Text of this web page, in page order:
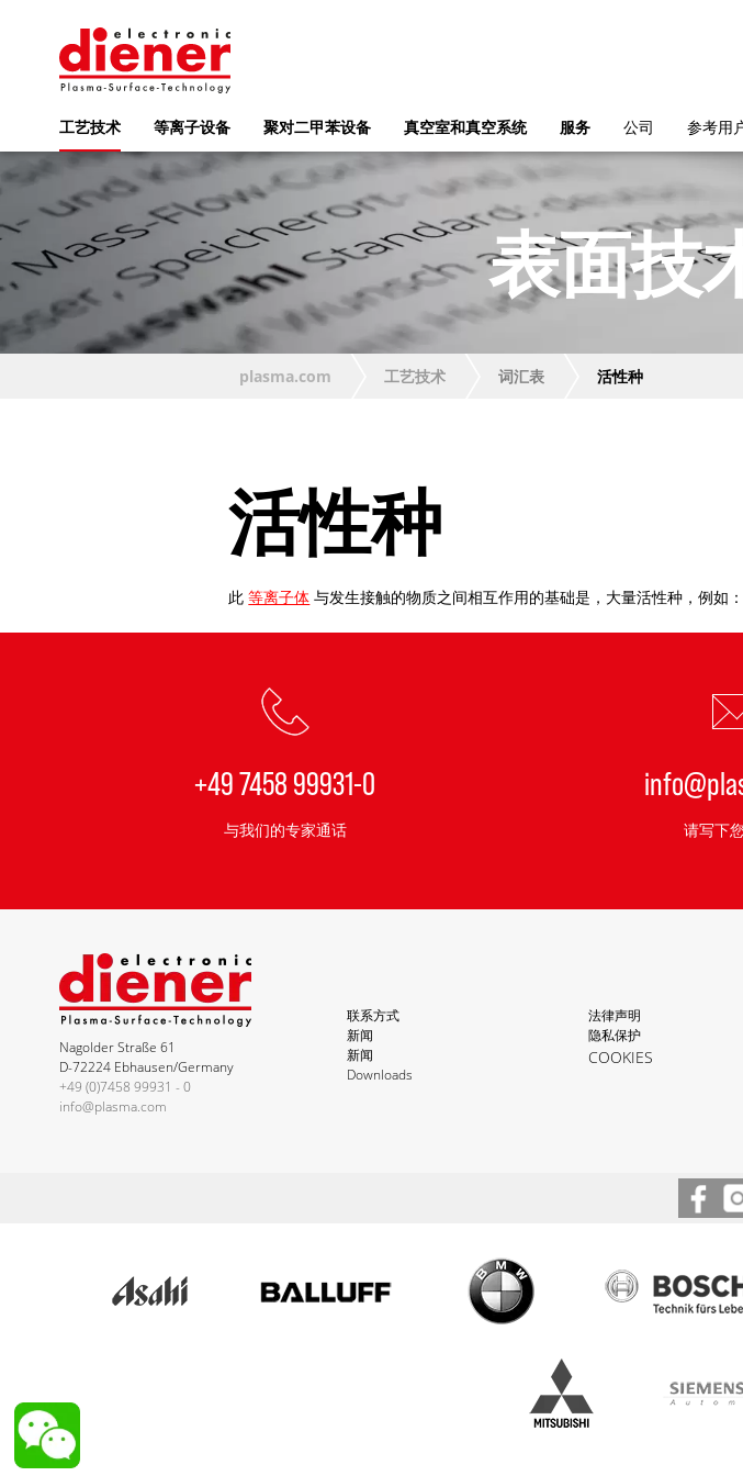
工艺技术 等离子设备 聚对二甲苯设备 真空室和真空系统 服务 公司 参考用
表面技
plasma.com 工艺技术 词汇表 活性种
活性种
此等离子体 与发生接触的物质之间相互作用的基础是，大量活性种，例如
+49 7458 99931-0
与我们的专家通话 请写下
Nagolder Straße 61
D-72224 Ebhausen/Germany
+49 (0)7458 99931 - 0
info@plasma.com
联系方式
新闻
新闻
Downloads
法律声明
隐私保护
COOKIES